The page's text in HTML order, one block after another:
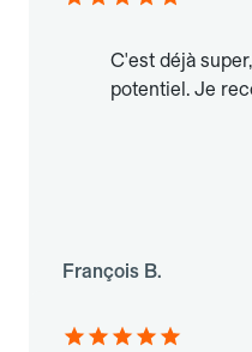
C'est déjà
potentiel. Je
François B.